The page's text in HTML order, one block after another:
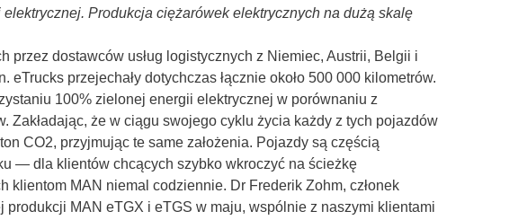
Produkcja ciężarówek elektrycznych na dużą skalę
przez dostawców usług logistycznych z Niemiec, Austrii, Belgii i
przejechały dotychczas łącznie około 500 000 kilometrów.
100% zielonej energii elektrycznej w porównaniu z
że w ciągu swojego cyklu życia każdy z tych pojazdów
CO2, przyjmując te same założenia. Pojazdy są częścią
— dla klientów chcących szybko wkroczyć na ścieżkę
MAN niemal codziennie. Dr Frederik Zohm, członek
MAN eTGX i eTGS w maju, wspólnie z naszymi klientami